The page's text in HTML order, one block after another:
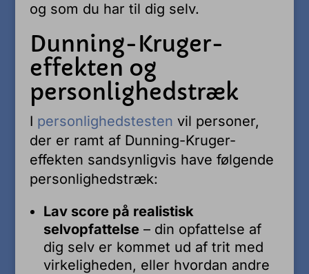
og som du har til dig selv.
Dunning-Kruger-
effekten og
personlighedstræk
I personlighedstesten vil personer,
der er ramt af Dunning-Kruger-
effekten sandsynligvis have følgende
personlighedstræk:
Lav score på realistisk
selvopfattelse– din opfattelse af
dig selv er kommet ud af trit med
virkeligheden, eller hvordan andre